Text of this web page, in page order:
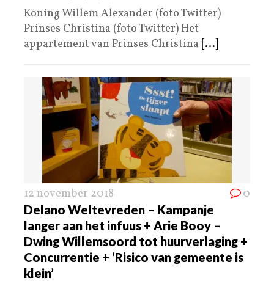
Koning Willem Alexander (foto Twitter)
Prinses Christina (foto Twitter) Het
appartement van Prinses Christina [...]
12 november 2018 0
Delano Weltevreden – Kampanje
langer aan het infuus + Arie Booy –
Dwing Willemsoord tot huurverlaging +
Concurrentie + ’Risico van gemeente is
klein’